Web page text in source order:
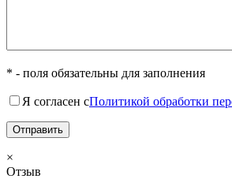
* - поля обязательны для заполнения
Я согласен сПолитикой обработки
×
Отзыв